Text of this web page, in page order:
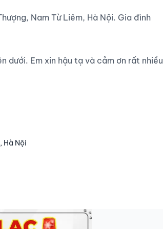
Nam Từ Liêm, Hà Nội. Gia đình
dưới. Em xin hậu tạ và cảm ơn rất nhiều
Hà Nội